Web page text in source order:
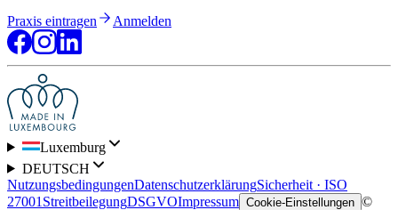
Praxis eintragen Anmelden
Luxemburg
DEUTSCH
NutzungsbedingungenDatenschutzerklärungSicherheit · ISO
27001 StreitbeilegungDSGVOImpressum Cookie-Einstellungen ©